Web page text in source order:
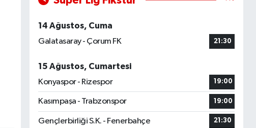
14 Ağustos, Cuma
Galatasaray - Çorum FK
21:30
15 Ağustos, Cumartesi
Konyaspor - Rizespor
19:00
Kasımpaşa - Trabzonspor 19:00
Gençlerbirliği S.K. - Fenerbahçe 21:30